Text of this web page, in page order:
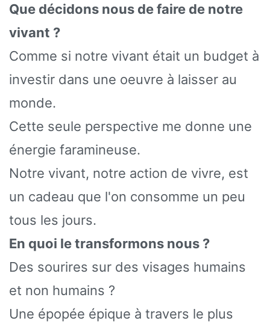
Que décidons nous de faire de notre
vivant ?
Comme si notre vivant était un budget à
investir dans une oeuvre à laisser au
monde.
Cette seule perspective me donne une
énergie faramineuse.
Notre vivant, notre action de vivre, est
un cadeau que l'on consomme un peu
tous les jours.
En quoi le transformons nous ?
Des sourires sur des visages humains
et non humains ?
Une épopée épique à travers le plus